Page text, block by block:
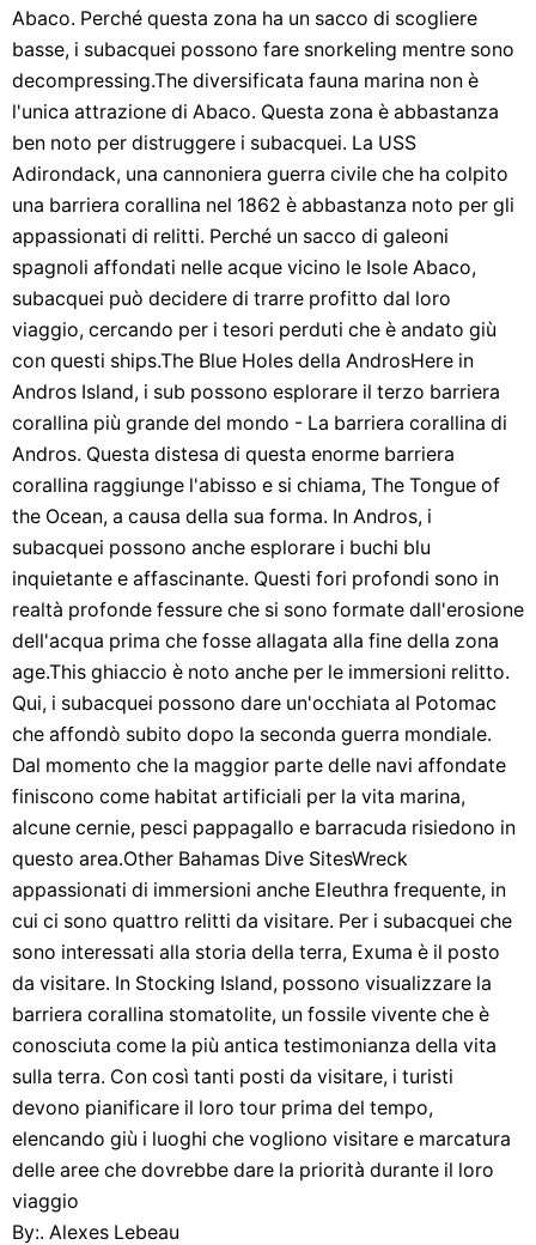
Abaco. Perché questa zona ha un sacco di scogliere
basse, i subacquei possono fare snorkeling mentre sono
decompressing.The diversificata fauna marina non è
l'unica attrazione di Abaco. Questa zona è abbastanza
ben noto per distruggere i subacquei. La USS
Adirondack, una cannoniera guerra civile che ha colpito
una barriera corallina nel 1862 è abbastanza noto per gli
appassionati di relitti. Perché un sacco di galeoni
spagnoli affondati nelle acque vicino le Isole Abaco,
subacquei può decidere di trarre profitto dal loro
viaggio, cercando per i tesori perduti che è andato giù
con questi ships.The Blue Holes della AndrosHere in
Andros Island, i sub possono esplorare il terzo barriera
corallina più grande del mondo - La barriera corallina di
Andros. Questa distesa di questa enorme barriera
corallina raggiunge l'abisso e si chiama, The Tongue of
the Ocean, a causa della sua forma. In Andros, i
subacquei possono anche esplorare i buchi blu
inquietante e affascinante. Questi fori profondi sono in
realtà profonde fessure che si sono formate dall'erosione
dell'acqua prima che fosse allagata alla fine della zona
age.This ghiaccio è noto anche per le immersioni relitto.
Qui, i subacquei possono dare un'occhiata al Potomac
che affondò subito dopo la seconda guerra mondiale.
Dal momento che la maggior parte delle navi affondate
finiscono come habitat artificiali per la vita marina,
alcune cernie, pesci pappagallo e barracuda risiedono in
questo area.Other Bahamas Dive SitesWreck
appassionati di immersioni anche Eleuthra frequente, in
cui ci sono quattro relitti da visitare. Per i subacquei che
sono interessati alla storia della terra, Exuma è il posto
da visitare. In Stocking Island, possono visualizzare la
barriera corallina stomatolite, un fossile vivente che è
conosciuta come la più antica testimonianza della vita
sulla terra. Con così tanti posti da visitare, i turisti
devono pianificare il loro tour prima del tempo,
elencando giù i luoghi che vogliono visitare e marcatura
delle aree che dovrebbe dare la priorità durante il loro
viaggio
By:. Alexes Lebeau